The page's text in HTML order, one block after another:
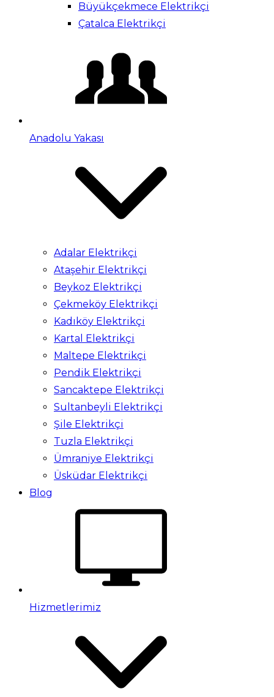
Büyükçekmece Elektrikçi
Çatalca Elektrikçi
Anadolu Yakası
Adalar Elektrikçi
Ataşehir Elektrikçi
Beykoz Elektrikçi
Çekmeköy Elektrikçi
Kadıköy Elektrikçi
Kartal Elektrikçi
Maltepe Elektrikçi
Pendik Elektrikçi
Sancaktepe Elektrikçi
Sultanbeyli Elektrikçi
Şile Elektrikçi
Tuzla Elektrikçi
Ümraniye Elektrikçi
Üsküdar Elektrikçi
Blog
Hizmetlerimiz